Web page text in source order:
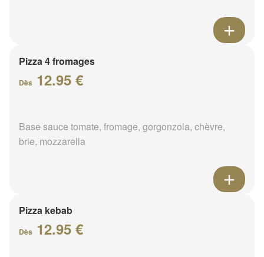
Pizza 4 fromages
Dès 12.95 €
Base sauce tomate, fromage, gorgonzola, chèvre,
brie, mozzarella
Pizza kebab
Dès 12.95 €